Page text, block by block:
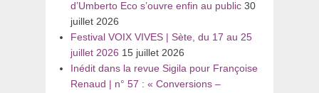
d’Umberto Eco s’ouvre enfin au public 30
juillet 2026
Festival VOIX VIVES | Sète, du 17 au 25
juillet 2026 15 juillet 2026
Inédit dans la revue Sigila pour Françoise
Renaud | n° 57 : « Conversions –